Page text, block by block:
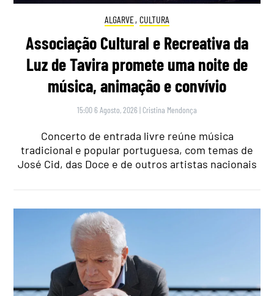
ALGARVE, CULTURA
Associação Cultural e Recreativa da
Luz de Tavira promete uma noite de
música, animação e convívio
15:00 6 Agosto, 2026 | Cristina Mendonça
Concerto de entrada livre reúne música
tradicional e popular portuguesa, com temas de
José Cid, das Doce e de outros artistas nacionais